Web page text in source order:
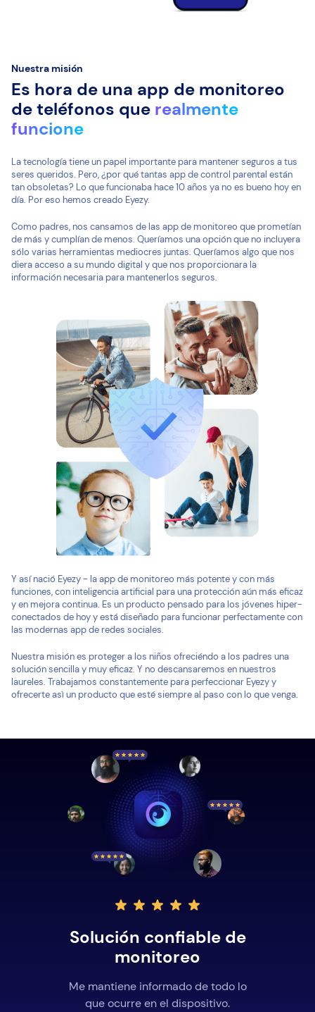
Nuestra misión
Es hora de una app de monitoreo
de teléfonos que realmente
funcione
La tecnología tiene un papel importante para mantener seguros a tus
seres queridos. Pero, ¿por qué tantas app de control parental están
tan obsoletas? Lo que funcionaba hace 10 años ya no es bueno hoy en
día. Por eso hemos creado Eyezy.
Como padres, nos cansamos de las app de monitoreo que prometían
de más y cumplían de menos. Queríamos una opción que no incluyera
sólo varias herramientas mediocres juntas. Queríamos algo que nos
diera acceso a su mundo digital y que nos proporcionara la
información necesaria para mantenerlos seguros.
Y así nació Eyezy - la app de monitoreo más potente y con más
funciones, con inteligencia artificial para una protección aún más eficaz
y en mejora continua. Es un producto pensado para los jóvenes hiper-
conectados de hoy y está diseñado para funcionar perfectamente con
las modernas app de redes sociales.
Nuestra misión es proteger a los niños ofreciéndo a los padres una
solución sencilla y muy eficaz. Y no descansaremos en nuestros
laureles. Trabajamos constantemente para perfeccionar Eyezy y
ofrecerte asì un producto que esté siempre al paso con lo que venga.
Solución confiable de
monitoreo
Me mantiene informado de todo lo
que ocurre en el dispositivo.